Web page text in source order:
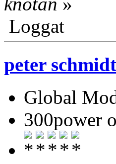
Loggat
peter schmidt
Global
300power